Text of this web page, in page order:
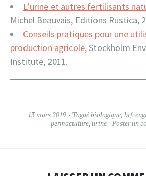
L’urine et autres fertilisants
Michel Beauvais, Editions Rustica,
Conseils pratiques pour une
production agricole, Stockholm
Institute, 2011.
13 mars 2019 Taguébiologique, brf,
permaculture, urine Poster un